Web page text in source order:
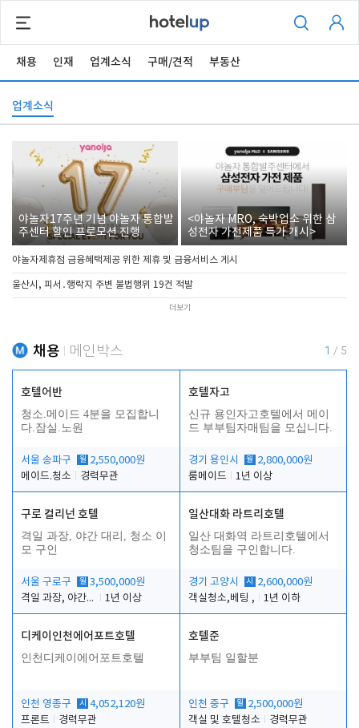
채용 인재 업계소식 구매/견적 부동산
업계소식
야놀자17주년 기념 야놀자 통합발
주센터 할인 프로모션 진행
<야놀자 MRO, 숙박업소 위한 삼
성전자 가전제품 특가 개시>
야놀자제휴점 금융혜택제공 위한 제휴 및 금융서비스 게시
울산시, 피서․행락지 주변 불법행위 19건 적발
더보기
채용 메인박스 1 / 5
호텔어반
청소.메이드 4분을 모집합니
다.잠실.노원
서울 송파구 월 2,550,000원
메이드.청소
경력무관
호텔자고
신규 용인자고호텔에서 메이
드 부부팀자매팀을 모십니다.
경기 용인시 월 2,800,000원
룸메이드
1년 이상
구로 컬리넌 호텔
격일 과장, 야간 대리, 청소 이
모 구인
서울 구로구 월 3,500,000원
격일 과장, 야간 대리, 청소 이모
1년 이상
일산대화 라트리호텔
일산 대화역 라트리호텔에서
청소팀을 구인합니다.
경기 고양시 시
2,600,000원
객실청소,베팅 ,
1년 이하
디케이인천에어포트호텔
인천디케이에어포트호텔
인천 영종구 시 4,052,120원
프론트
경력무관
호텔준
부부팀 일할분
인천 중구 월 2,500,000원
객실 및 호텔청소
경력무관